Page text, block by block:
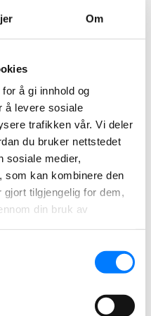
Om
å gi innhold og
å levere sosiale
trafikken vår. Vi deler
du bruker nettstedet
sosiale medier,
som kan kombinere den
tilgjengelig for dem,
din bruk av
og rask kontakt via
jobber
kontinuerlig støtte til
din bedrift i kundenes